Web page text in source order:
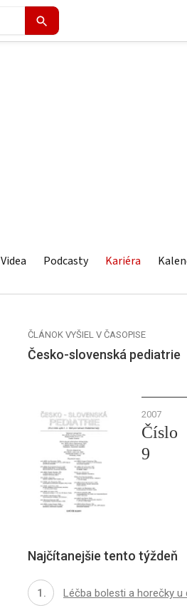
Videa Podcasty Kariéra
ČLÁNOK VYŠIEL V ČASOPISE
Česko-slovenská pediatrie
2007
Číslo
9
Najčítanejšie tento týždeň
Léčba bolesti a horečky u